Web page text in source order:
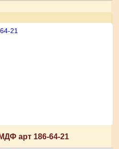
арт 186-64-21